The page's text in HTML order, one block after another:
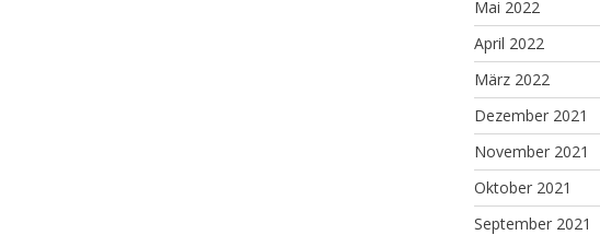
Mai 2022
April 2022
März 2022
Dezember 2021
November 2021
Oktober 2021
September 2021